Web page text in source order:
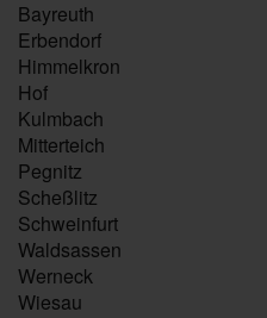
Bayreuth
Erbendorf
Himmelkron
Hof
Kulmbach
Mitterteich
Pegnitz
Scheßlitz
Schweinfurt
Waldsassen
Werneck
Wiesau